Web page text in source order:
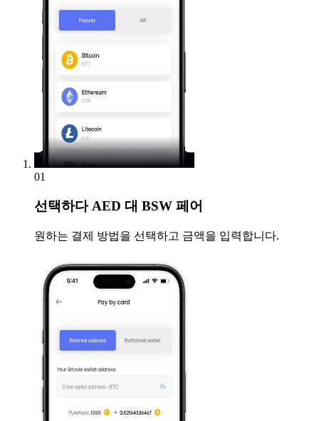
01
선택하다AED 대 BSW 페어
원하는 결제 방법을 선택하고 금액을 입력합니다.